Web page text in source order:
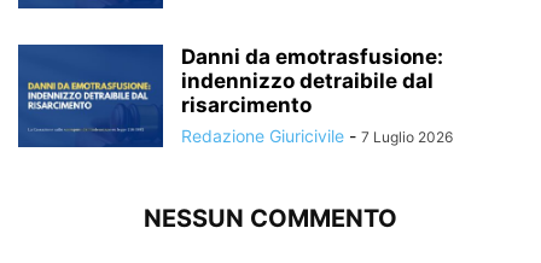
Danni da emotrasfusione:
indennizzo detraibile dal
risarcimento
Redazione Giuricivile - 7 Luglio 2026
NESSUN COMMENTO